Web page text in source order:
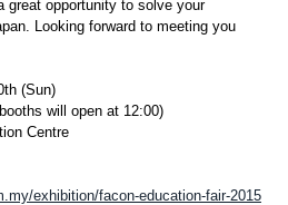
great opportunity to solve your
Looking forward to meeting you
(Sun)
will open at 12:00)
Centre
exhibition/facon-education-fair-2015